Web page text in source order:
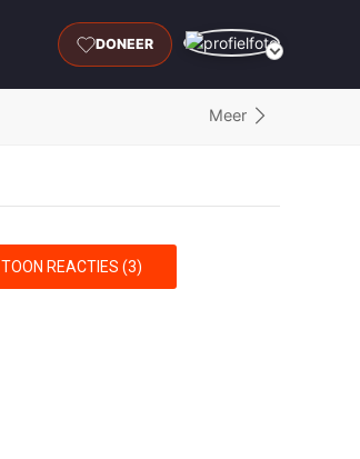
DONEER
Meer
TOON REACTIES (3)